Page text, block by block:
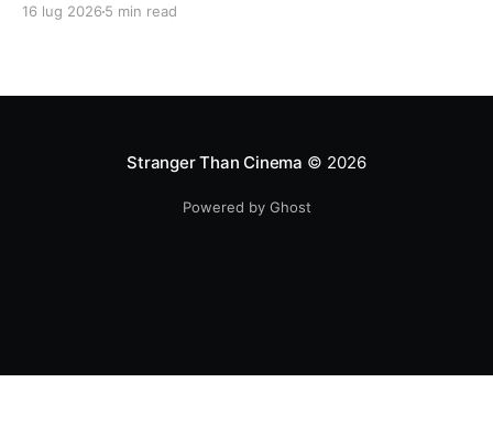
16 lug 2026 5 min read
Stranger Than Cinema © 2026
Powered by Ghost